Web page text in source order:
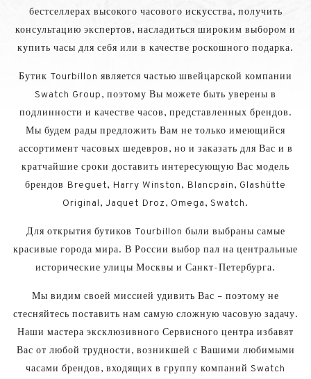
бестселлерах высокого часового искусства, получить
консультацию экспертов, насладиться широким выбором и
купить часы для себя или в качестве роскошного подарка.
Бутик Tourbillon является частью швейцарской компании
Swatch Group, поэтому Вы можете быть уверены в
подлинности и качестве часов, представленных брендов.
Мы будем рады предложить Вам не только имеющийся
ассортимент часовых шедевров, но и заказать для Вас и в
кратчайшие сроки доставить интересующую Вас модель
брендов Breguet, Harry Winston, Blancpain, Glashütte
Original, Jaquet Droz, Omega, Swatch.
Для открытия бутиков Tourbillon были выбраны самые
красивые города мира. В России выбор пал на центральные
исторические улицы Москвы и Санкт-Петербурга.
Мы видим своей миссией удивить Вас – поэтому не
стесняйтесь поставить нам самую сложную часовую задачу.
Наши мастера эксклюзивного Сервисного центра избавят
Вас от любой трудности, возникшей с Вашими любимыми
часами брендов, входящих в группу компаний Swatch